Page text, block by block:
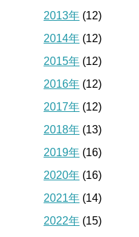
2013年 (12)
2014年 (12)
2015年 (12)
2016年 (12)
2017年 (12)
2018年 (13)
2019年 (16)
2020年 (16)
2021年 (14)
2022年 (15)